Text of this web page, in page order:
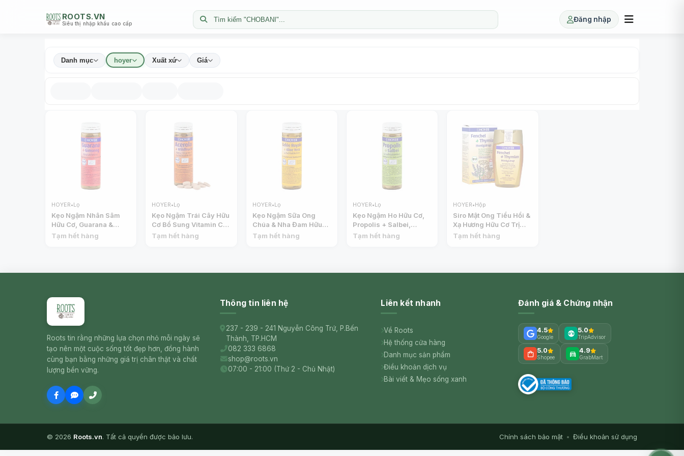
ROOTS.VN
Siêu thị nhập khẩu cao cấp
Tìm kiếm "CHOBANI"... Đăng nhập
Danh mục hoyer Xuất xứ Giá
HOYER•Lọ
Kẹo Ngậm Nhân Sâm
Hữu Cơ, Guarana &
Ginseng Kautabletten
Tạm hết hàng
HOYER•Lọ
Kẹo Ngậm Trái Cây Hữu
Cơ Bổ Sung Vitamin C,
Acerola & Wildfrucht
Tạm hết hàng
HOYER•Lọ
Kẹo Ngậm Sữa Ong
Chúa & Nha Đam Hữu
Cơ, Gelee Royale & Aloe
Tạm hết hàng
HOYER•Lọ
Kẹo Ngậm Ho Hữu Cơ,
Propolis + Salbei,
Lutschtabletten, 60
Tạm hết hàng
HOYER•Hộp
Siro Mật Ong Tiểu Hồi &
Xạ Hương Hữu Cơ Trị
Ho, Fenchel + Thymian
Tạm hết hàng
Roots tin rằng những lựa chọn nhỏ mỗi ngày sẽ
tạo nên một cuộc sống tốt đẹp hơn, đồng hành
cùng bạn bằng những giá trị chân thật và chất
lượng bền vững.
Thông tin liên hệ
237 - 239 - 241 Nguyễn Công Trứ, P.Bến
Thành, TP.HCM
082 333 6868
shop@roots.vn
07:00 - 21:00 (Thứ 2 - Chủ Nhật)
Liên kết nhanh
Về Roots
Hệ thống cửa hàng
Danh mục sản phẩm
Điều khoản dịch vụ
Bài viết & Mẹo sống xanh
Đánh giá & Chứng nhận
4.5
Google
5.0
TripAdvisor
5.0
Shopee
4.9
GrabMart
© 2026 Roots.vn. Tất cả quyền được bảo lưu. Chính sách bảo mật • Điều khoản sử dụng